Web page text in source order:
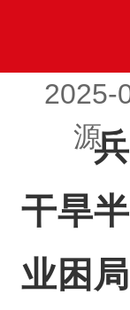
源
兵
干旱
业困局